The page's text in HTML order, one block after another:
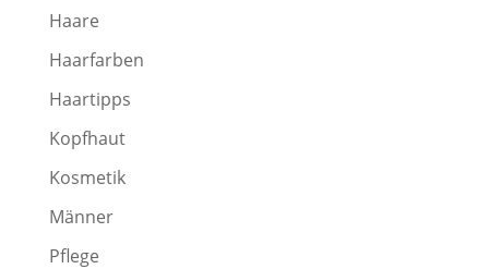
Haare
Haarfarben
Haartipps
Kopfhaut
Kosmetik
Männer
Pflege